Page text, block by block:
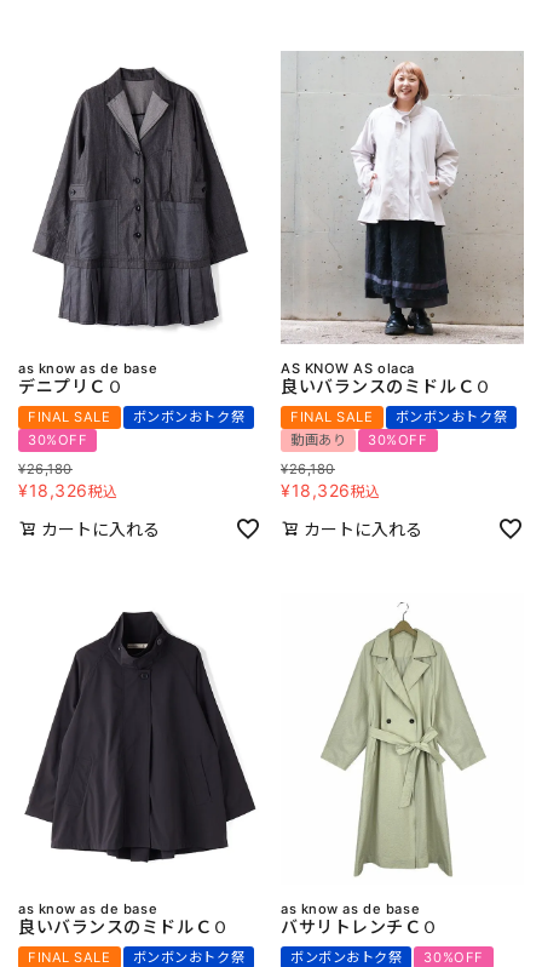
as know as de base
デニプリＣＯ
FINAL SALE
ボンボンおトク祭
30%OFF
¥26,180
¥18,326税込
カートに入れる
AS KNOW AS olaca
良いバランスのミドルＣＯ
FINAL SALE
ボンボンおトク祭
動画あり
30%OFF
¥26,180
¥18,326税込
カートに入れる
as know as de base
良いバランスのミドルＣＯ
FINAL SALE
ボンボンおトク祭
as know as de base
バサリトレンチＣＯ
ボンボンおトク祭
30%OFF